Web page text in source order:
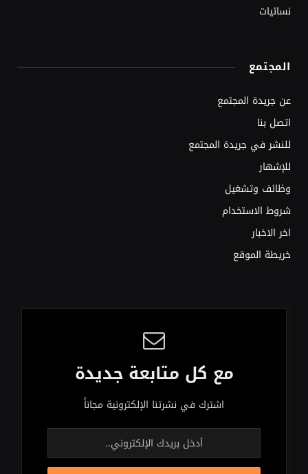
نسائيات
المجتمع
عن جريدة المجتمع
اتصل بنا
للنشر في جريدة المجتمع
للإشهار
وظائف وتشغيل
شروط الاستخدام
اخر الاخبار
خريطة الموقع
مع كل متابعة جديدة
اشترك في نشرتنا الإلكترونية مجاناً